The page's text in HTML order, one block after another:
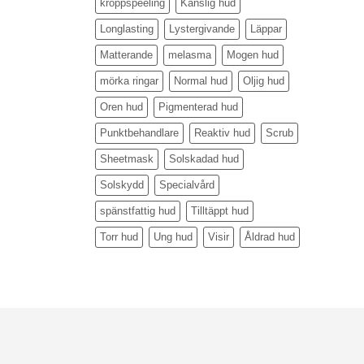
kroppspeeling Känslig hud
Longlasting Lystergivande Läppar
Matterande melasma Mogen hud
mörka ringar Normal hud Oljig hud
Oren hud Pigmenterad hud
Punktbehandlare Reaktiv hud Scrub
Sheetmask Solskadad hud
Solskydd Specialvård
spänstfattig hud Tilltäppt hud
Torr hud Ung hud Visir Åldrad hud